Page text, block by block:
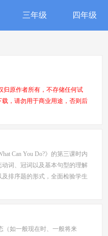
三年级 四年级
归原作者所有，不存储任何试
，请勿用于商业用途，否则后
Can You Do?》的第三课时内
词、冠词以及基本句型的理解
排序题的形式，全面检验学生
（如一般现在时、一般将来